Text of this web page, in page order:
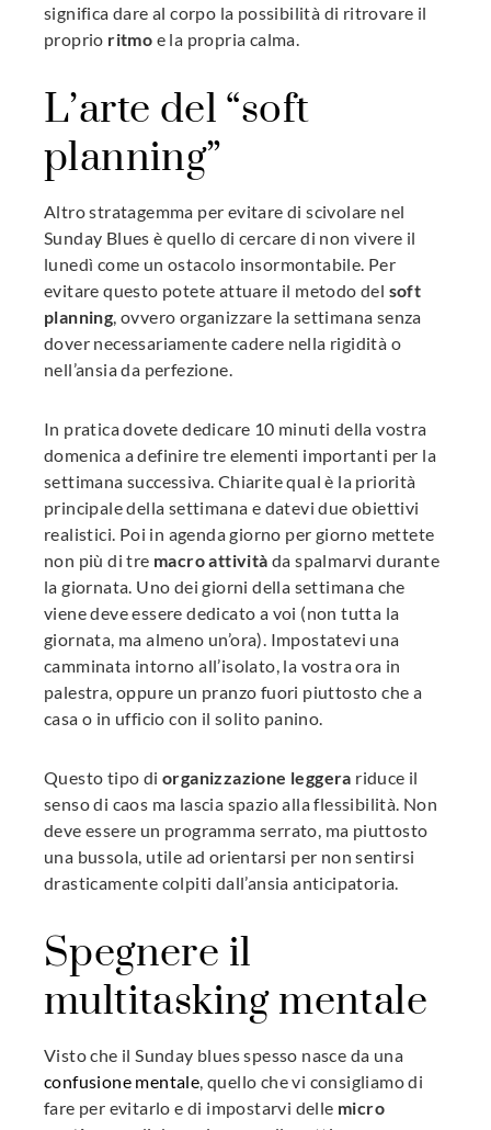
significa dare al corpo la possibilità di ritrovare il
proprio ritmo e la propria calma.
L’arte del “soft
planning”
Altro stratagemma per evitare di scivolare nel
Sunday Blues è quello di cercare di non vivere il
lunedì come un ostacolo insormontabile. Per
evitare questo potete attuare il metodo del soft
planning, ovvero organizzare la settimana senza
dover necessariamente cadere nella rigidità o
nell’ansia da perfezione.
In pratica dovete dedicare 10 minuti della vostra
domenica a definire tre elementi importanti per la
settimana successiva. Chiarite qual è la priorità
principale della settimana e datevi due obiettivi
realistici. Poi in agenda giorno per giorno mettete
non più di tre macro attività da spalmarvi durante
la giornata. Uno dei giorni della settimana che
viene deve essere dedicato a voi (non tutta la
giornata, ma almeno un’ora). Impostatevi una
camminata intorno all’isolato, la vostra ora in
palestra, oppure un pranzo fuori piuttosto che a
casa o in ufficio con il solito panino.
Questo tipo di organizzazione leggera riduce il
senso di caos ma lascia spazio alla flessibilità. Non
deve essere un programma serrato, ma piuttosto
una bussola, utile ad orientarsi per non sentirsi
drasticamente colpiti dall’ansia anticipatoria.
Spegnere il
multitasking mentale
Visto che il Sunday blues spesso nasce da una
confusione mentale, quello che vi consigliamo di
fare per evitarlo e di impostarvi delle micro